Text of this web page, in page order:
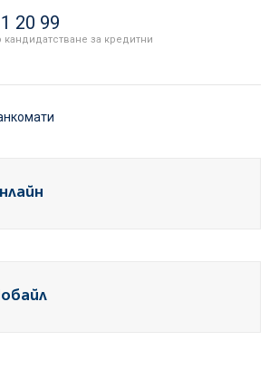
20 99
за кредитни